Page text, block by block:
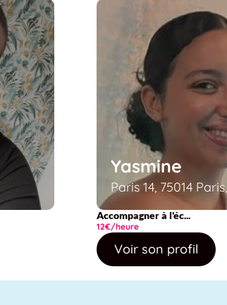
Yasmine
Paris 14, 75014
Accompagner à l'éc...
12€/heure
Voir son profil